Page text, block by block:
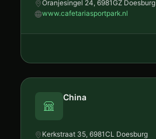
Oranjesingel 24, 6981GZ Doesburg
www.cafetariasportpark.nl
China
Kerkstraat 35, 6981CL Doesburg